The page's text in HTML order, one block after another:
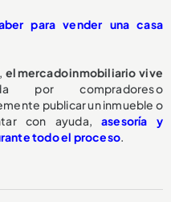
para vender una casa
el mercado inmobiliario vive
por compradores o
publicar un inmueble o
con ayuda,asesoría y
todo el proceso.